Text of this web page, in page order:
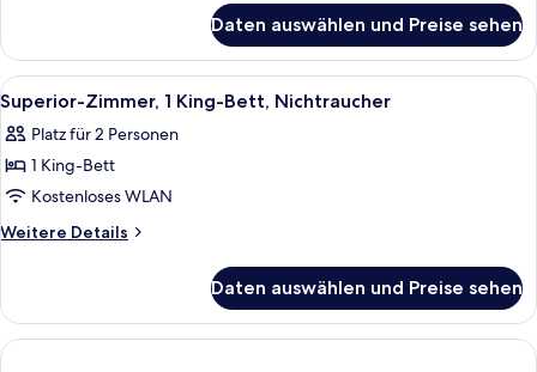
1 King-
Bett,
Nichtraucher
Daten auswählen und Preise sehen
Alle
Fotos
für
Superior-
Zimmer,
1 King-
anzeigen
Ein Hotelzimmer mit Bett,
4
Superior-Zimmer, 1 King-Bett, Nichtraucher
Platz für 2 Personen
1 King-Bett
Kostenloses WLAN
Weitere Details
Weitere
Zimmer,
1 King-
Bett,
Daten auswählen und Preise sehen